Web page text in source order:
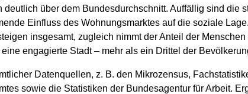
über dem Bundesdurchschnitt. Auffällig sind die
Einfluss des Wohnungsmarktes auf die soziale
insgesamt, zugleich nimmt der Anteil der
engagierte Stadt – mehr als ein Drittel der
Datenquellen, z. B. den Mikrozensus,
sowie die Statistiken der Bundesagentur für Arbeit.